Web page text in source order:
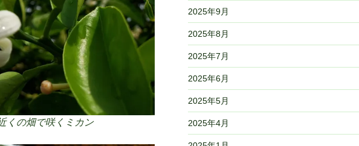
くの畑で咲くミカン
2025年9月
2025年8月
2025年7月
2025年6月
2025年5月
2025年4月